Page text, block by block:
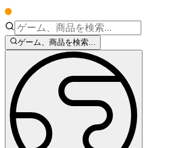
ゲーム、商品を検索...